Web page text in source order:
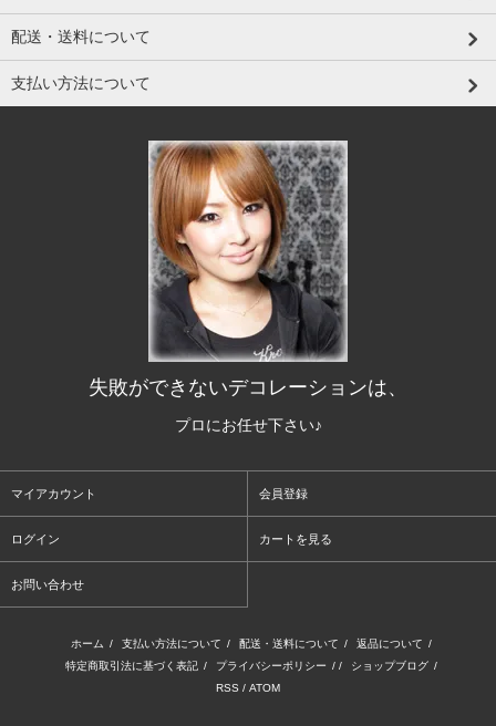
配送・送料について
支払い方法について
失敗ができないデコレーションは、
プロにお任せ下さい♪
マイアカウント 会員登録
ログイン カートを見る
お問い合わせ
ホーム / 支払い方法について / 配送・送料について / 返品について /
特定商取引法に基づく表記 / プライバシーポリシー / / ショップブログ /
RSS / ATOM